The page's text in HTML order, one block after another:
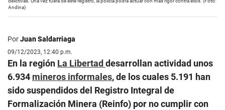
Andina)
PorJuan Saldarriaga
09/12/2023, 12:40 p.m.
En la región La Libertad desarrollan actividad unos
6.934 mineros informales, de los cuales 5.191 han
sido suspendidos del Registro Integral de
Formalización Minera (Reinfo) por no cumplir con